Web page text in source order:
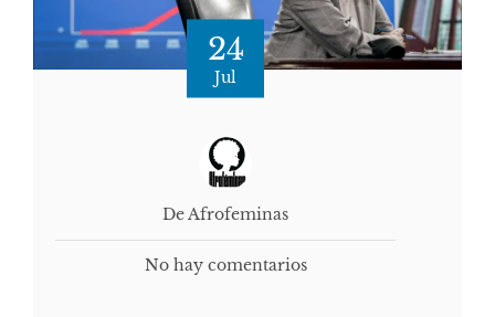
24
Jul
De Afrofeminas
No hay comentarios